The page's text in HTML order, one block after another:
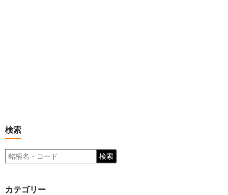
検索
検索
カテゴリー